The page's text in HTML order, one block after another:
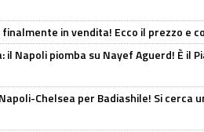
in vendita! Ecco il prezzo e
il Napoli piomba su Nayef Aguerd! È il
Chelsea per Badiashile! Si cerca